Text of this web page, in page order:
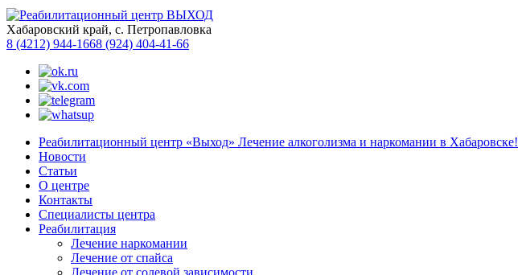
Хабаровский край, с. Петропавловка
8 (4212) 944-1668 (924) 404-41-66
Реабилитационный центр «Выход» Лечение алкоголизма и наркомании в Хабаровске!
Новости
Статьи
О центре
Контакты
Специалисты центра
Реабилитация
Лечение наркомании
Лечение от спайса
Лечение от солевой зависимости